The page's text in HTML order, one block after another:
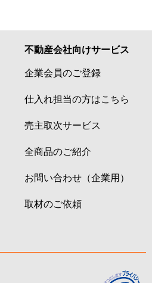
不動産会社向けサービス
企業会員のご登録
仕入れ担当の方はこちら
売主取次サービス
全商品のご紹介
お問い合わせ（企業用）
取材のご依頼